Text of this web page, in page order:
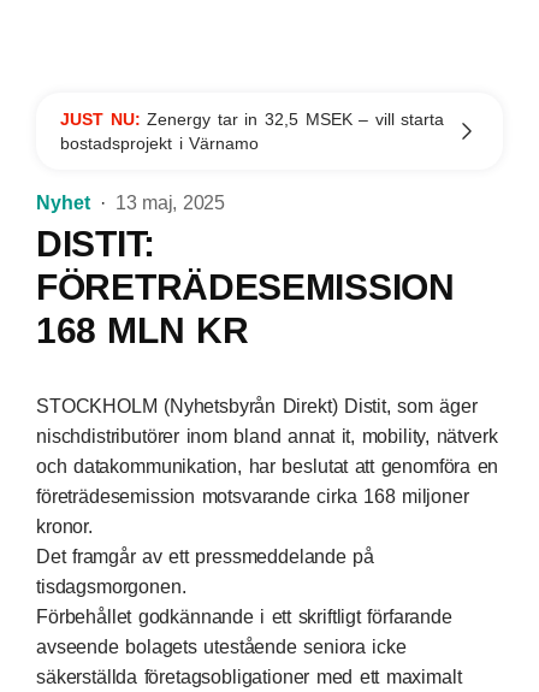
JUST NU:Zenergy tar in 32,5 MSEK – vill starta
bostadsprojekt i Värnamo
Nyhet 13 maj, 2025
DISTIT:
FÖRETRÄDESEMISSION
168 MLN KR
STOCKHOLM (Nyhetsbyrån Direkt) Distit, som äger
nischdistributörer inom bland annat it, mobility, nätverk
och datakommunikation, har beslutat att genomföra en
företrädesemission motsvarande cirka 168 miljoner
kronor.
Det framgår av ett pressmeddelande på
tisdagsmorgonen.
Förbehållet godkännande i ett skriftligt förfarande
avseende bolagets utestående seniora icke
säkerställda företagsobligationer med ett maximalt